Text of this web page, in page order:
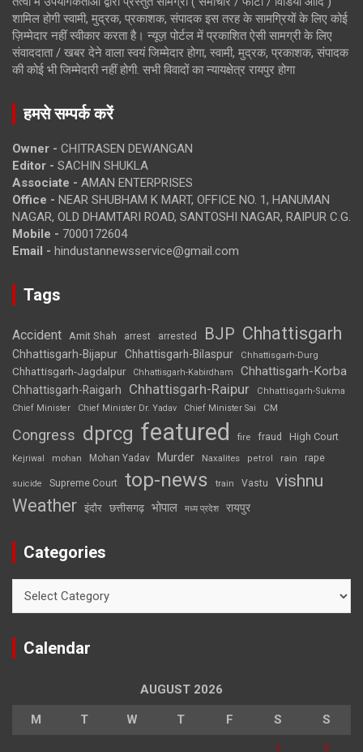
शामिल होगी स्वामी, मुद्रक, प्रकाशक, संपादक इस तरह के सामग्रियों के लिए कोई
ज़िम्मेदार नहीं स्वीकार करता है। न्यूज़ पोर्टल में प्रकाशित ऐसी सामग्री के लिए
संवाददाता / खबर देने वाला स्वयं जिम्मेदार होगा, स्वामी, मुद्रक, प्रकाशक, संपादक
की कोई भी जिम्मेदारी नहीं होगी. सभी विवादों का न्यायक्षेत्र रायपुर होगा
हमसे सम्पर्क करें
Owner - CHITRASEN DEWANGAN
Editor - SACHIN SHUKLA
Associate - AMAN ENTERPRISES
Office - NEAR SHUBHAM K MART, OFFICE NO. 1, HANUMAN
NAGAR, OLD DHAMTARI ROAD, SANTOSHI NAGAR, RAIPUR C.G.
Mobile - 7000172604
Email - hindustannewsservice@gmail.com
Tags
Accident Amit Shah arrest arrested BJP Chhattisgarh
Chhattisgarh-Bijapur Chhattisgarh-Bilaspur Chhattisgarh-Durg
Chhattisgarh-Jagdalpur Chhattisgarh-Kabirdham Chhattisgarh-Korba
Chhattisgarh-Raigarh Chhattisgarh-Raipur
Chhattisgarh-Sukma
Chief Minister
Chief Minister Dr. Yadav Chief Minister Sai CM
Congress dprcg featured fire fraud High Court
Kejriwal mohan Mohan Yadav Murder Naxalites petrol rain rape
suicide Supreme Court top-news train Vastu vishnu
Weather इंदौर छत्तीसगढ़ भोपाल मध्य प्रदेश रायपुर
Categories
Calendar
AUGUST 2026
M T W T F S S